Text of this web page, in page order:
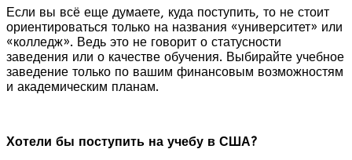
Если вы всё еще думаете, куда поступить, то не стоит
ориентироваться только на названия «университет» или
«колледж». Ведь это не говорит о статусности
заведения или о качестве обучения. Выбирайте учебное
заведение только по вашим финансовым возможностям
и академическим планам.
Хотели бы поступить на учебу в США?